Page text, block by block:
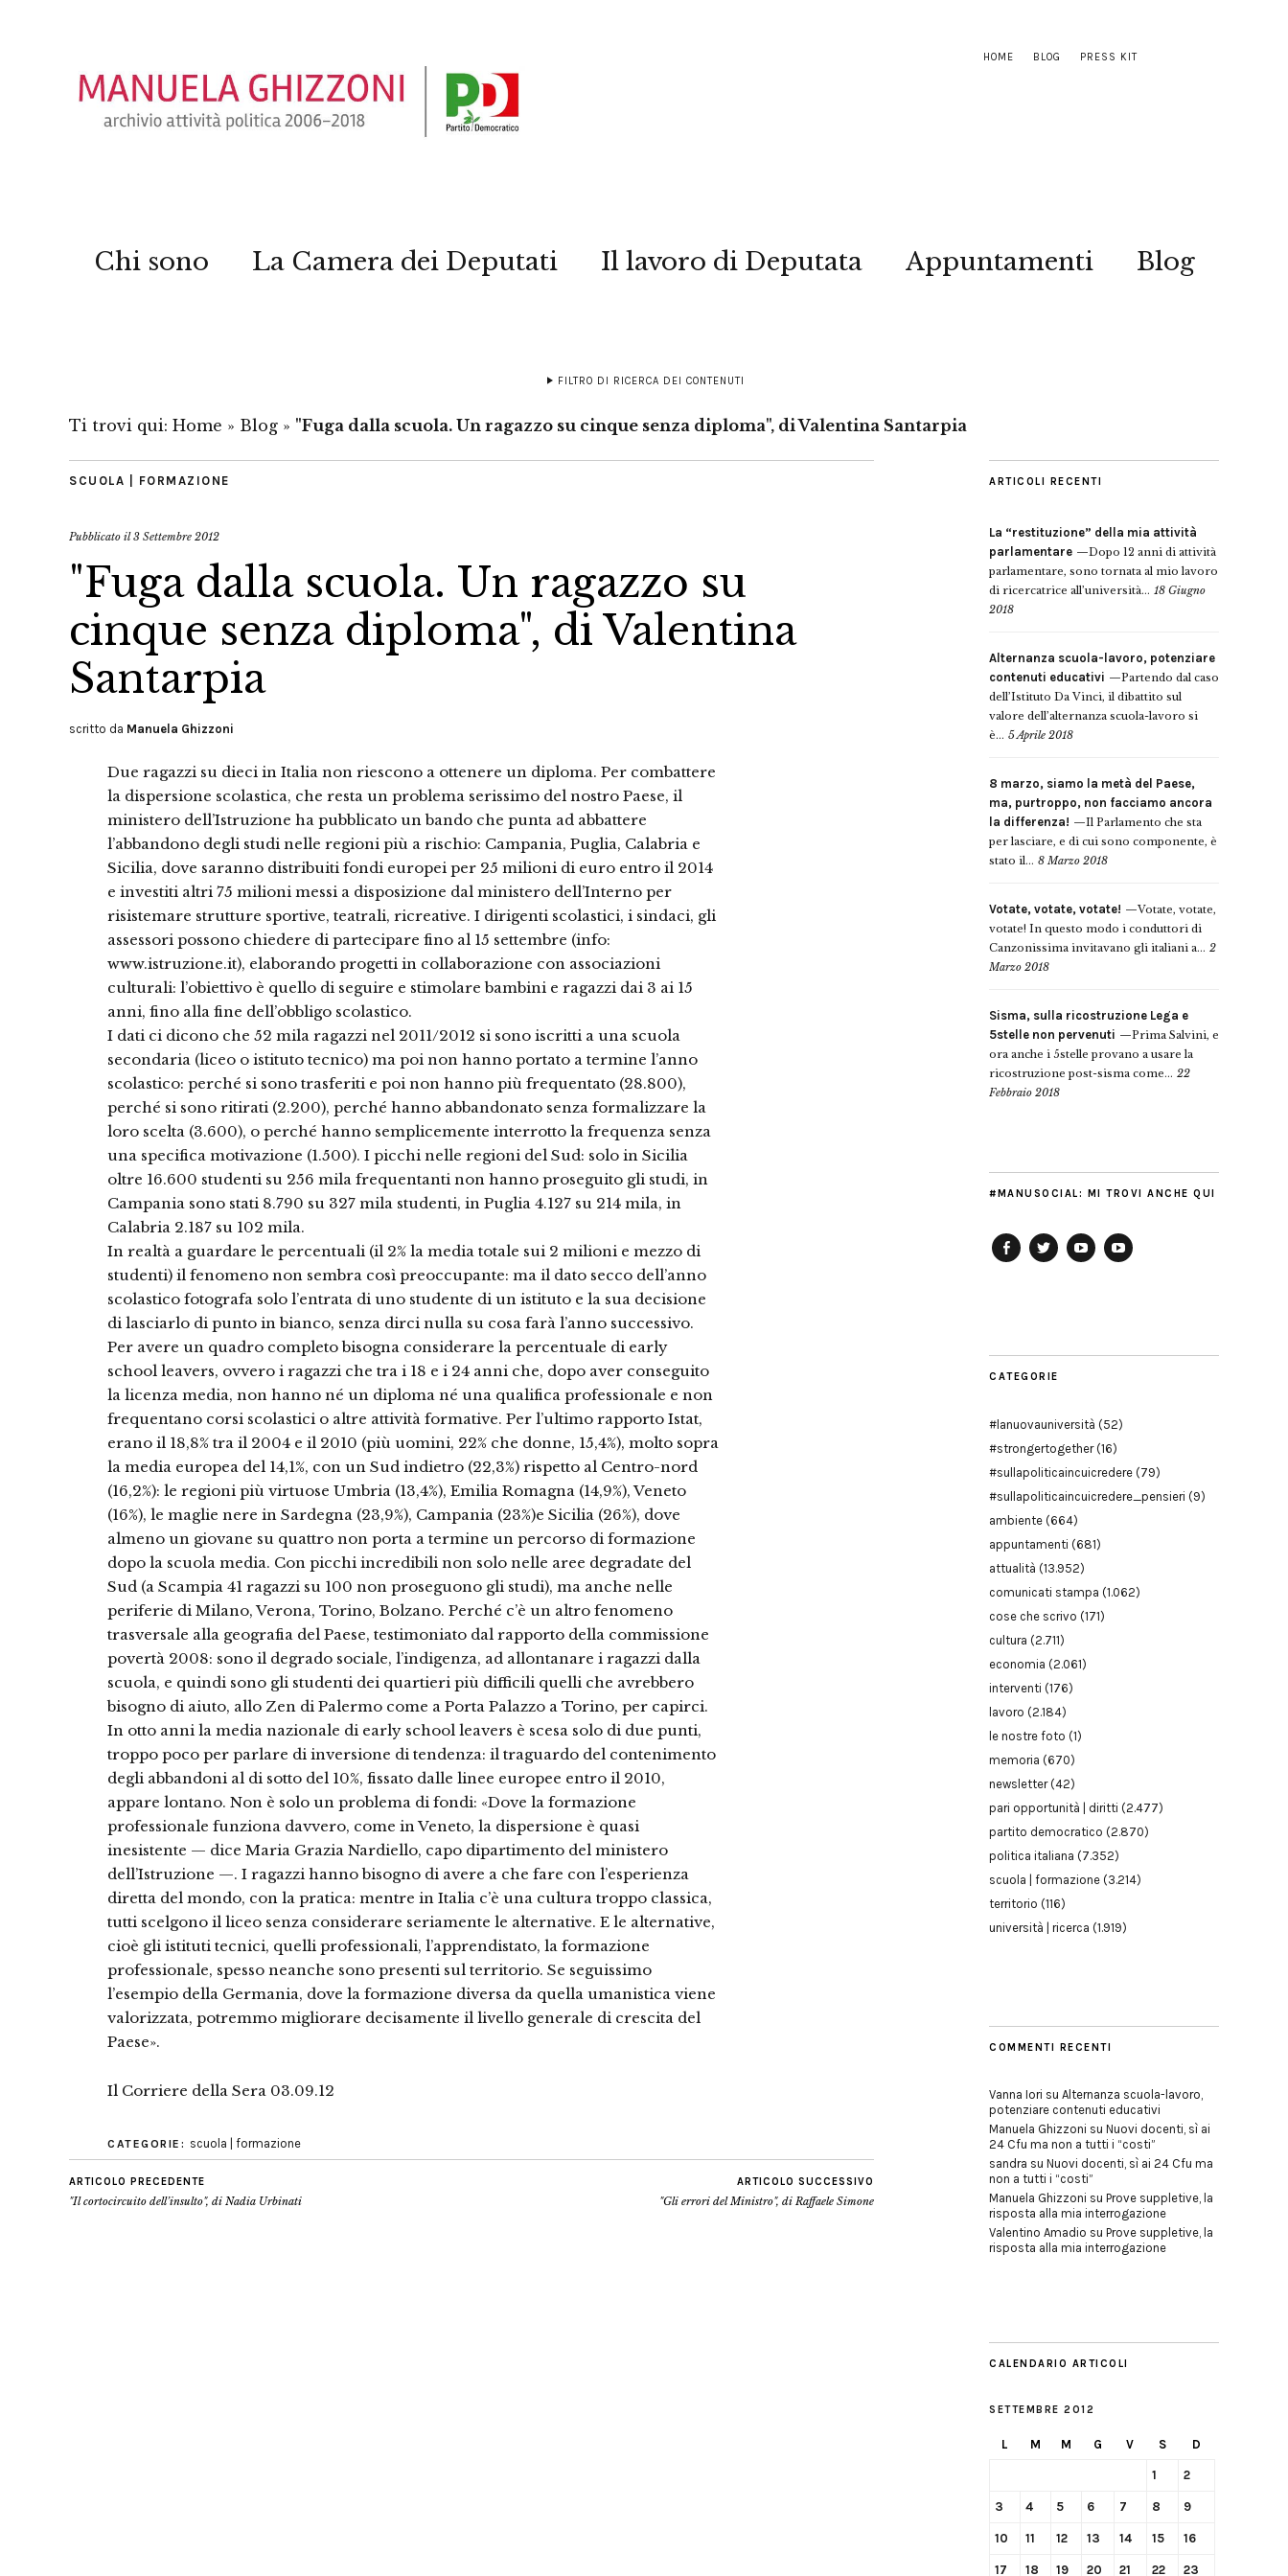
HOME BLOG PRESS KIT
Chi sono La Camera dei Deputati Il lavoro di Deputata Appuntamenti Blog
FILTRO DI RICERCA DEI CONTENUTI
Ti trovi qui: Home » Blog » "Fuga dalla scuola. Un ragazzo su cinque senza diploma", di Valentina Santarpia
SCUOLA | FORMAZIONE
Pubblicato il3 Settembre 2012
"Fuga dalla scuola. Un ragazzo su
cinque senza diploma", di Valentina
Santarpia
scritto da Manuela Ghizzoni
Due ragazzi su dieci in Italia non riescono a ottenere un diploma. Per combattere
la dispersione scolastica, che resta un problema serissimo del nostro Paese, il
ministero dell’Istruzione ha pubblicato un bando che punta ad abbattere
l’abbandono degli studi nelle regioni più a rischio: Campania, Puglia, Calabria e
Sicilia, dove saranno distribuiti fondi europei per 25 milioni di euro entro il 2014
e investiti altri 75 milioni messi a disposizione dal ministero dell’Interno per
risistemare strutture sportive, teatrali, ricreative. I dirigenti scolastici, i sindaci, gli
assessori possono chiedere di partecipare fino al 15 settembre (info:
www.istruzione.it), elaborando progetti in collaborazione con associazioni
culturali: l’obiettivo è quello di seguire e stimolare bambini e ragazzi dai 3 ai 15
anni, fino alla fine dell’obbligo scolastico.
I dati ci dicono che 52 mila ragazzi nel 2011/2012 si sono iscritti a una scuola
secondaria (liceo o istituto tecnico) ma poi non hanno portato a termine l’anno
scolastico: perché si sono trasferiti e poi non hanno più frequentato (28.800),
perché si sono ritirati (2.200), perché hanno abbandonato senza formalizzare la
loro scelta (3.600), o perché hanno semplicemente interrotto la frequenza senza
una specifica motivazione (1.500). I picchi nelle regioni del Sud: solo in Sicilia
oltre 16.600 studenti su 256 mila frequentanti non hanno proseguito gli studi, in
Campania sono stati 8.790 su 327 mila studenti, in Puglia 4.127 su 214 mila, in
Calabria 2.187 su 102 mila.
In realtà a guardare le percentuali (il 2% la media totale sui 2 milioni e mezzo di
studenti) il fenomeno non sembra così preoccupante: ma il dato secco dell’anno
scolastico fotografa solo l’entrata di uno studente di un istituto e la sua decisione
di lasciarlo di punto in bianco, senza dirci nulla su cosa farà l’anno successivo.
Per avere un quadro completo bisogna considerare la percentuale di early
school leavers, ovvero i ragazzi che tra i 18 e i 24 anni che, dopo aver conseguito
la licenza media, non hanno né un diploma né una qualifica professionale e non
frequentano corsi scolastici o altre attività formative. Per l’ultimo rapporto Istat,
erano il 18,8% tra il 2004 e il 2010 (più uomini, 22% che donne, 15,4%), molto sopra
la media europea del 14,1%, con un Sud indietro (22,3%) rispetto al Centro-nord
(16,2%): le regioni più virtuose Umbria (13,4%), Emilia Romagna (14,9%), Veneto
(16%), le maglie nere in Sardegna (23,9%), Campania (23%)e Sicilia (26%), dove
almeno un giovane su quattro non porta a termine un percorso di formazione
dopo la scuola media. Con picchi incredibili non solo nelle aree degradate del
Sud (a Scampia 41 ragazzi su 100 non proseguono gli studi), ma anche nelle
periferie di Milano, Verona, Torino, Bolzano. Perché c’è un altro fenomeno
trasversale alla geografia del Paese, testimoniato dal rapporto della commissione
povertà 2008: sono il degrado sociale, l’indigenza, ad allontanare i ragazzi dalla
scuola, e quindi sono gli studenti dei quartieri più difficili quelli che avrebbero
bisogno di aiuto, allo Zen di Palermo come a Porta Palazzo a Torino, per capirci.
In otto anni la media nazionale di early school leavers è scesa solo di due punti,
troppo poco per parlare di inversione di tendenza: il traguardo del contenimento
degli abbandoni al di sotto del 10%, fissato dalle linee europee entro il 2010,
appare lontano. Non è solo un problema di fondi: «Dove la formazione
professionale funziona davvero, come in Veneto, la dispersione è quasi
inesistente — dice Maria Grazia Nardiello, capo dipartimento del ministero
dell’Istruzione —. I ragazzi hanno bisogno di avere a che fare con l’esperienza
diretta del mondo, con la pratica: mentre in Italia c’è una cultura troppo classica,
tutti scelgono il liceo senza considerare seriamente le alternative. E le alternative,
cioè gli istituti tecnici, quelli professionali, l’apprendistato, la formazione
professionale, spesso neanche sono presenti sul territorio. Se seguissimo
l’esempio della Germania, dove la formazione diversa da quella umanistica viene
valorizzata, potremmo migliorare decisamente il livello generale di crescita del
Paese».
Il Corriere della Sera 03.09.12
CATEGORIE: scuola | formazione
ARTICOLO PRECEDENTE
"Il cortocircuito dell’insulto", di Nadia Urbinati
ARTICOLO SUCCESSIVO
"Gli errori del Ministro", di Raffaele Simone
ARTICOLI RECENTI
La “restituzione” della mia attività
parlamentare
Dopo 12 anni di attività
parlamentare, sono tornata al mio lavoro
di ricercatrice all’università... 18 Giugno
2018
Alternanza scuola-lavoro, potenziare
contenuti educativi
Partendo dal caso
dell’Istituto Da Vinci, il dibattito sul
valore dell’alternanza scuola-lavoro si
è... 5 Aprile 2018
8 marzo, siamo la metà del Paese,
ma, purtroppo, non facciamo ancora
la differenza!
Il Parlamento che sta
per lasciare, e di cui sono componente, è
stato il... 8 Marzo 2018
Votate, votate, votate!
Votate, votate,
votate! In questo modo i conduttori di
Canzonissima invitavano gli italiani a... 2
Marzo 2018
Sisma, sulla ricostruzione Lega e
5stelle non pervenuti
Prima Salvini, e
ora anche i 5stelle provano a usare la
ricostruzione post-sisma come... 22
Febbraio 2018
#MANUSOCIAL: MI TROVI ANCHE QUI
CATEGORIE
#lanuovauniversità (52)
#strongertogether(16)
#sullapoliticaincuicredere (79)
#sullapoliticaincuicredere_pensieri (9)
ambiente (664)
appuntamenti (681)
attualità (13.952)
comunicati stampa (1.062)
cose che scrivo (171)
cultura (2.711)
economia (2.061)
interventi (176)
lavoro (2.184)
le nostre foto (1)
memoria (670)
newsletter(42)
pari opportunità | diritti (2.477)
partito democratico (2.870)
politica italiana (7.352)
scuola | formazione (3.214)
territorio (116)
università | ricerca (1.919)
COMMENTI RECENTI
Vanna Iori su Alternanza scuola-lavoro,
potenziare contenuti educativi
Manuela Ghizzoni su Nuovi docenti, sì ai
24 Cfu ma non a tutti i “costi”
sandra su Nuovi docenti, sì ai 24 Cfu ma
non a tutti i “costi”
Manuela Ghizzoni su Prove suppletive, la
risposta alla mia interrogazione
Valentino Amadio su Prove suppletive, la
risposta alla mia interrogazione
CALENDARIO ARTICOLI
SETTEMBRE 2012
L M M G V S D
1 2
3 4 5 6 7 8 9
10 11 12 13 14 15 16
17 18 19 20 21 22 23